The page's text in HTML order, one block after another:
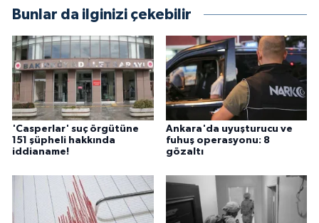
Bunlar da ilginizi çekebilir
'Casperlar' suç örgütüne
151 şüpheli hakkında
iddianame!
Ankara'da uyuşturucu ve
fuhuş operasyonu: 8
gözaltı